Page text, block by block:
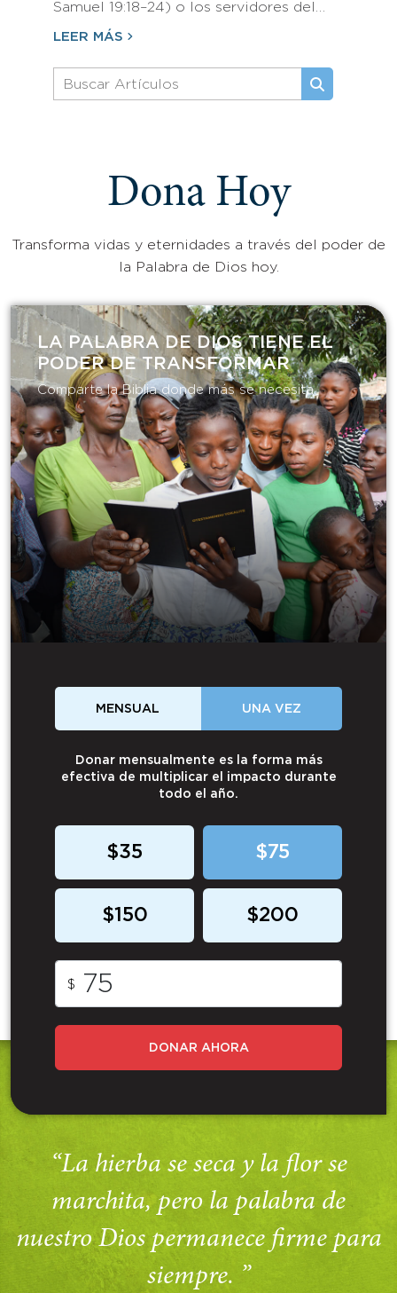
Samuel 19:18–24) o los servidores del…
LEER MÁS
Dona Hoy
Transforma vidas y eternidades a través del poder de
la Palabra de Dios hoy.
LA PALABRA DE DIOS TIENE EL
PODER DE TRANSFORMAR​
Comparte la Biblia donde más se necesita.
MENSUAL UNA VEZ
Donar mensualmente es la forma más
efectiva de multiplicar el impacto durante
todo el año.
$35 $75
$150 $200
$
DONAR AHORA
“La hierba se seca y la flor se
marchita, pero la palabra de
nuestro Dios permanece firme para
siempre. ”